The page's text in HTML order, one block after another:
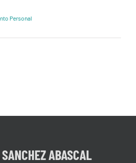
Personal
ABASCAL